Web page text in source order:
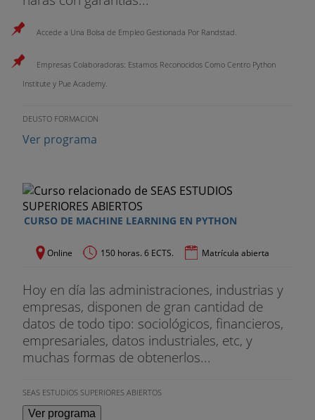
Accede a Una Bolsa de Empleo Gestionada Por Randstad.
Empresas Colaboradoras: Estamos Reconocidos Como Centro Python
Institute y Pue Academy.
DEUSTO FORMACION
Ver programa
CURSO DE MACHINE LEARNING EN PYTHON
Online 150 horas. 6 ECTS. Matrícula abierta
Hoy en día las administraciones, industrias y
empresas, disponen de gran cantidad de
datos de todo tipo: sociológicos, financieros,
empresariales, datos industriales, etc, y
muchas formas de obtenerlos...
SEAS ESTUDIOS SUPERIORES ABIERTOS
Ver programa